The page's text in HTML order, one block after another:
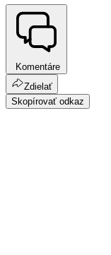
Komentáre
Zdielať
Skopírovať odkaz